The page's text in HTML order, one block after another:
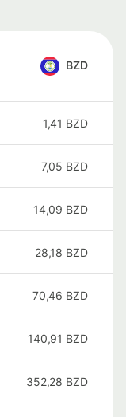
BZD
1,41 BZD
7,05 BZD
14,09 BZD
28,18 BZD
70,46 BZD
140,91 BZD
352,28 BZD